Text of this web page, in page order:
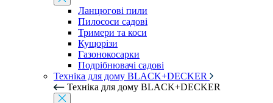
Ланцюгові пили
Пилососи садові
Тримери та коси
Кущорізи
Газонокосарки
Подрібнювачі садові
Техніка для дому BLACK+DECKER
Техніка для дому BLACK+DECKER